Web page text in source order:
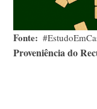
Fonte
Proveniência do